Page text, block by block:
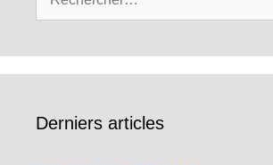
Derniers articles